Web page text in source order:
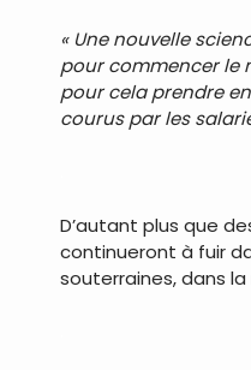
« Une nouvelle
pour commencer le
pour cela prendre
courus par les
D’autant plus que
continueront à fuir
souterraines, dans la